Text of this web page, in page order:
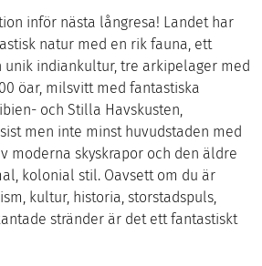
inför nästa långresa! Landet har
natur med en rik fauna, ett
unik indiankultur, tre arkipelager med
öar, milsvitt med fantastiska
och Stilla Havskusten,
men inte minst huvudstaden med
moderna skyskrapor och den äldre
kolonial stil. Oavsett om du är
kultur, historia, storstadspuls,
stränder är det ett fantastiskt